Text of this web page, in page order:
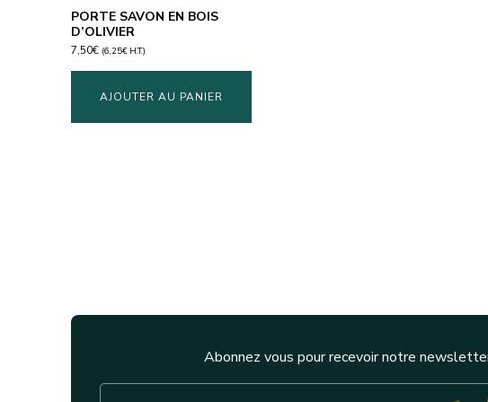
PORTE SAVON EN BOIS
D’OLIVIER
7,50€ (6,25€ H.T.)
AJOUTER AU PANIER
Abonnez vous pour recevoir notre